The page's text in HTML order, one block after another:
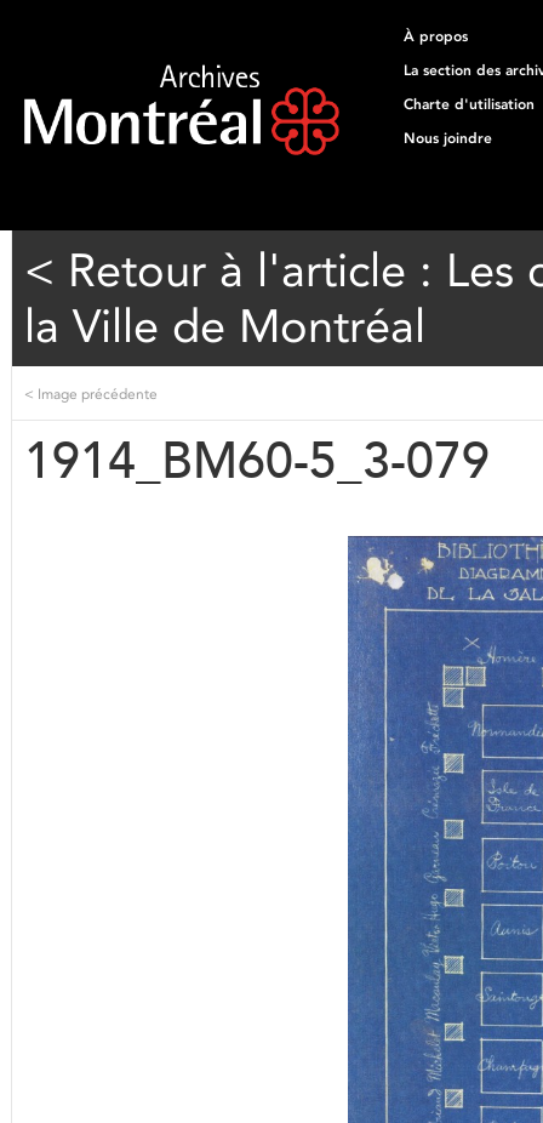
À propos
La section des
Charte d'utilisation
Nous joindre
< Retour à l'article : Les
la Ville de Montréal
< Image précédente
1914_BM60-5_3-079